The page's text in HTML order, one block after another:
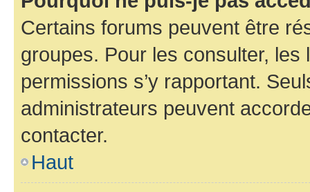
Certains forums peuvent être
groupes. Pour les consulter,
permissions s’y rapportant.
administrateurs peuvent
contacter.
Haut